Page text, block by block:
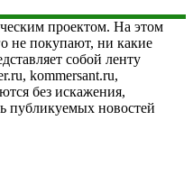
проектом. На этом
не покупают, ни какие
собой ленту
kommersant.ru,
без искажения,
публикуемых новостей